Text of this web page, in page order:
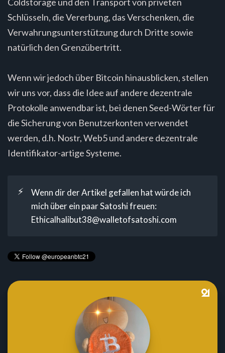
Schlüsseln, die Vererbung, das Verschenken, die
Verwahrungsunterstützung durch Dritte sowie
natürlich den Grenzübertritt.
Wenn wir jedoch über Bitcoin hinausblicken, stellen
wir uns vor, dass die Idee auf andere dezentrale
Protokolle anwendbar ist, bei denen Seed-Wörter für
die Sicherung von Benutzerkonten verwendet
werden, d.h. Nostr, Web5 und andere dezentrale
Identifikator-artige Systeme.
⚡
Wenn dir der Artikel gefallen hat würde ich
mich über ein paar Satoshi freuen:
Ethicalhalibut38@walletofsatoshi.com